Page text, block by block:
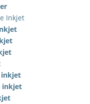
Inkjet
inkjet
inkjet